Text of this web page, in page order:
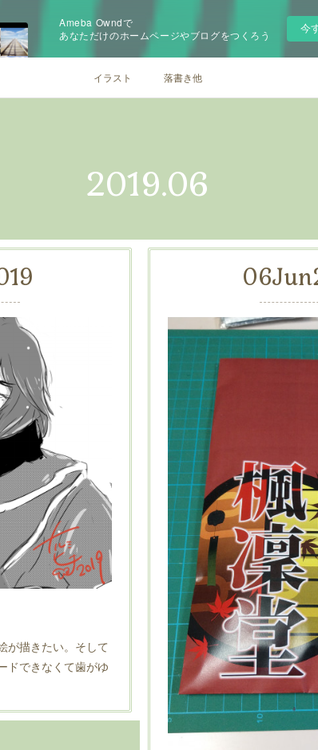
Ameba Owndで
あなただけのホームページやブログをつくろう
今
イラスト 落書き他
2019.06
が描きたい。そして
ドできなくて歯がゆ
06Jun